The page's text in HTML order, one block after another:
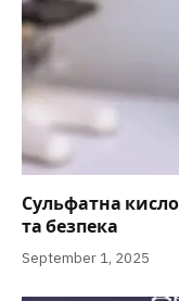
Сульфатна
та безпека
September 1, 2025